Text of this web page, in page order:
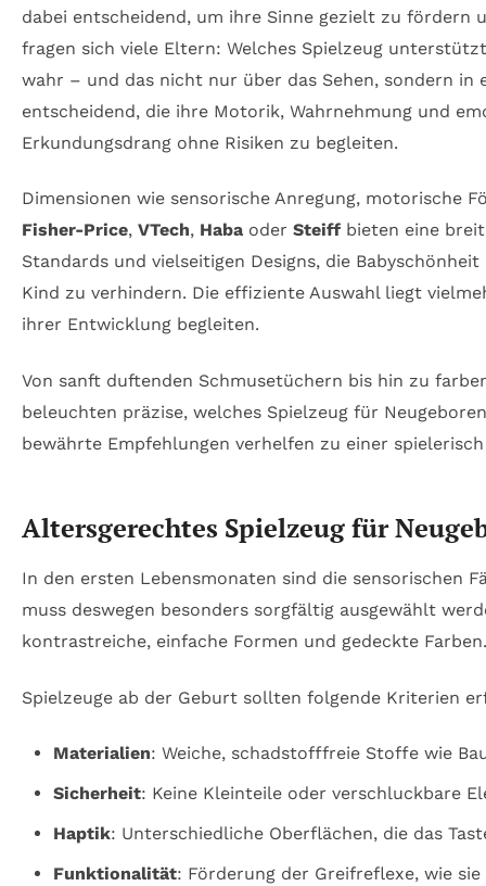
dabei entscheidend, um ihre Sinne gezielt zu fördern
fragen sich viele Eltern: Welches Spielzeug
wahr – und das nicht nur über das Sehen, sondern in
entscheidend, die ihre Motorik, Wahrnehmung und
Erkundungsdrang ohne Risiken zu begleiten.
Dimensionen wie sensorische Anregung, motorische
Fisher-Price, VTech, Haba oder Steiff bieten eine
Standards und vielseitigen Designs, die
Kind zu verhindern. Die effiziente Auswahl liegt
ihrer Entwicklung begleiten.
Von sanft duftenden Schmusetüchern bis hin zu
beleuchten präzise, welches Spielzeug für
bewährte Empfehlungen verhelfen zu einer
Altersgerechtes Spielzeug für
In den ersten Lebensmonaten sind die sensorischen
muss deswegen besonders sorgfältig ausgewählt
kontrastreiche, einfache Formen und gedeckte Farben.
Spielzeuge ab der Geburt sollten folgende Kriterien
Materialien: Weiche, schadstofffreie Stoffe wie
Sicherheit: Keine Kleinteile oder verschluckbare
Haptik: Unterschiedliche Oberflächen, die das
Funktionalität: Förderung der Greifreflexe, wie